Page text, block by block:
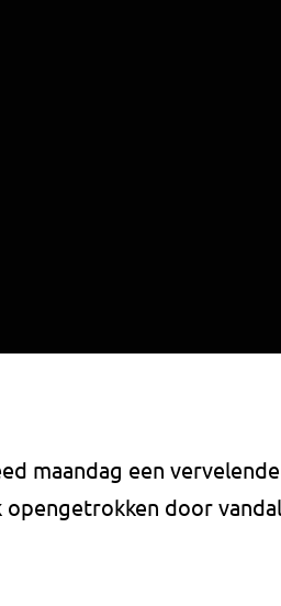
maandag een
door